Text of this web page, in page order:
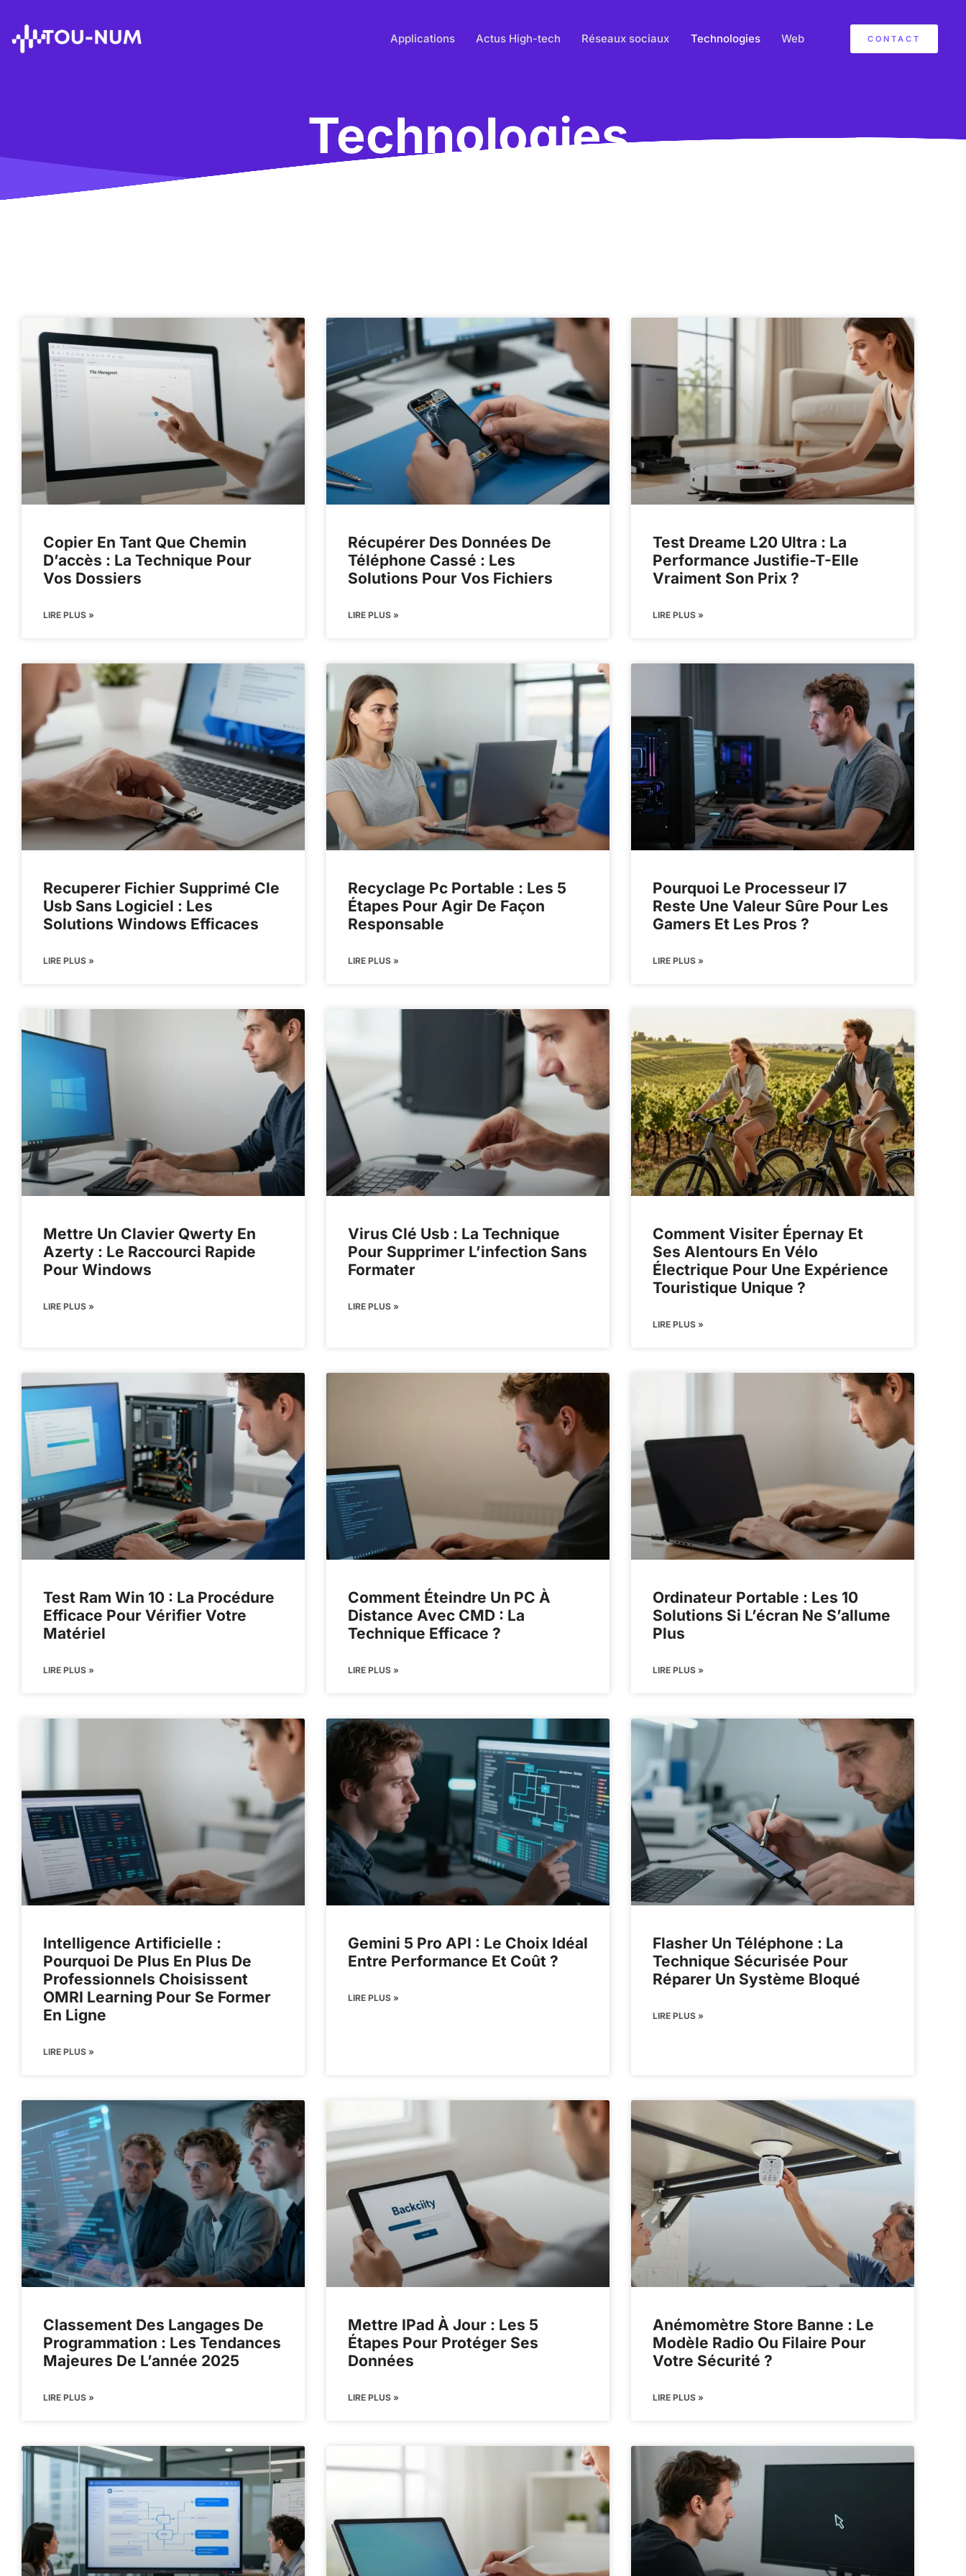
Applications Actus High-tech Réseaux sociaux Technologies Web CONTACT
Technologies
Copier En Tant Que Chemin
D’accès : La Technique Pour
Vos Dossiers
LIRE PLUS »
Récupérer Des Données De
Téléphone Cassé : Les
Solutions Pour Vos Fichiers
LIRE PLUS »
Test Dreame L20 Ultra : La
Performance Justifie-T-Elle
Vraiment Son Prix ?
LIRE PLUS »
Recuperer Fichier Supprimé Cle
Usb Sans Logiciel : Les
Solutions Windows Efficaces
LIRE PLUS »
Recyclage Pc Portable : Les 5
Étapes Pour Agir De Façon
Responsable
LIRE PLUS »
Pourquoi Le Processeur I7
Reste Une Valeur Sûre Pour Les
Gamers Et Les Pros ?
LIRE PLUS »
Mettre Un Clavier Qwerty En
Azerty : Le Raccourci Rapide
Pour Windows
LIRE PLUS »
Virus Clé Usb : La Technique
Pour Supprimer L’infection Sans
Formater
LIRE PLUS »
Comment Visiter Épernay Et
Ses Alentours En Vélo
Électrique Pour Une Expérience
Touristique Unique ?
LIRE PLUS »
Test Ram Win 10 : La Procédure
Efficace Pour Vérifier Votre
Matériel
LIRE PLUS »
Comment Éteindre Un PC À
Distance Avec CMD : La
Technique Efficace ?
LIRE PLUS »
Ordinateur Portable : Les 10
Solutions Si L’écran Ne S’allume
Plus
LIRE PLUS »
Intelligence Artificielle :
Pourquoi De Plus En Plus De
Professionnels Choisissent
OMRI Learning Pour Se Former
En Ligne
LIRE PLUS »
Gemini 5 Pro API : Le Choix Idéal
Entre Performance Et Coût ?
LIRE PLUS »
Flasher Un Téléphone : La
Technique Sécurisée Pour
Réparer Un Système Bloqué
LIRE PLUS »
Classement Des Langages De
Programmation : Les Tendances
Majeures De L’année 2025
LIRE PLUS »
Mettre IPad À Jour : Les 5
Étapes Pour Protéger Ses
Données
LIRE PLUS »
Anémomètre Store Banne : Le
Modèle Radio Ou Filaire Pour
Votre Sécurité ?
LIRE PLUS »